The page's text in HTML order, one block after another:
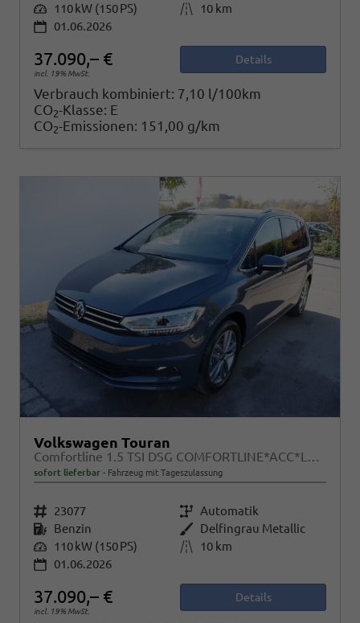
Leistung 110 kW (150 PS) Kilometerstand
10 km
01.06.2026
37.090,– €
incl. 19% MwSt.
Details
Verbrauch kombiniert: 7,10 l/100km
CO2-Klasse: E
CO2-Emissionen: 151,00 g/km
Volkswagen Touran
Comfortline 1.5 TSI DSG COMFORTLINE*ACC*LED*PDC*KAMERA*NAVI*SHZ* 7-SITZER 17-ZOLL
sofort lieferbar Fahrzeug mit Tageszulassung
Fahrzeugnr. 23077 Getriebe Automatik
Kraftstoff Benzin Außenfarbe Delfingrau Metallic
Leistung 110 kW (150 PS) Kilometerstand
10 km
01.06.2026
37.090,– €
incl. 19% MwSt.
Details